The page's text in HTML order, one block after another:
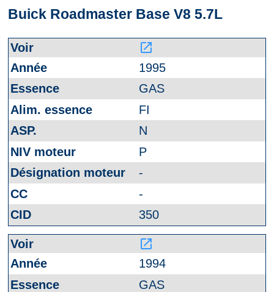
Buick Roadmaster Base V8 5.7L
launch
1995
GAS
FI
N
P
-
-
350
launch
1994
GAS